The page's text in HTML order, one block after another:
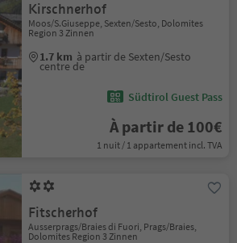
Kirschnerhof
Moos/S.Giuseppe, Sexten/Sesto, Dolomites
Region 3 Zinnen
1.7 km à partir de Sexten/Sesto
centre de
Südtirol Guest Pass
À partir de 100€
1 nuit / 1 appartement incl. TVA
Fitscherhof
Ausserprags/Braies di Fuori, Prags/Braies,
Dolomites Region 3 Zinnen